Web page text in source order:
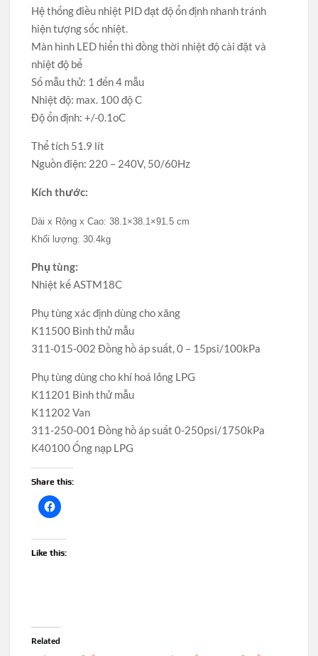
Hệ thống điều nhiệt PID đạt độ ổn định nhanh tránh
hiện tượng sốc nhiệt.
Màn hình LED hiển thì đồng thời nhiệt độ cài đặt và
nhiệt độ bể
Số mẫu thử: 1 đến 4 mẫu
Nhiệt độ: max. 100 độ C
Độ ổn định: +/-0.1oC
Thể tích 51.9 lít
Nguồn điện: 220 – 240V, 50/60Hz
Kích thước:
Dài x Rộng x Cao: 38.1×38.1×91.5 cm
Khối lượng: 30.4kg
Phụ tùng:
Nhiệt kế ASTM18C
Phụ tùng xác định dùng cho xăng
K11500 Bình thử mẫu
311-015-002 Đồng hồ áp suất, 0 – 15psi/100kPa
Phụ tùng dùng cho khí hoá lỏng LPG
K11201 Bình thử mẫu
K11202 Van
311-250-001 Đồng hồ áp suất 0-250psi/1750kPa
K40100 Ống nạp LPG
Share this:
Like this:
Related